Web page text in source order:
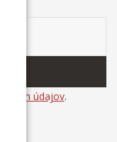
údajov.